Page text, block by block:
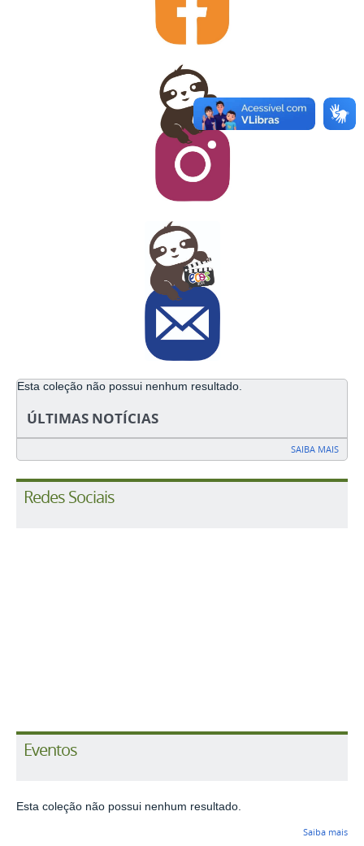
Esta coleção não possui nenhum resultado.
ÚLTIMAS NOTÍCIAS
SAIBA MAIS
Redes Sociais
Eventos
Esta coleção não possui nenhum resultado.
Saiba mais